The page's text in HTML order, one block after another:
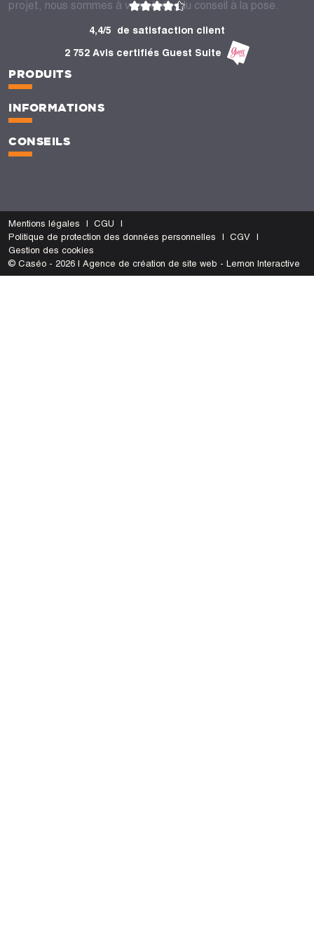
projet, nous sommes à vos côtés, du conseil à la pose.
4,4/5
de satisfaction client
2 752 Avis certifiés Guest Suite
PRODUITS
INFORMATIONS
CONSEILS
Mentions légales
CGU
Politique de protection des données personnelles
CGV
Gestion des cookies
© Caséo - 2026 | Agence de création de site web - Lemon Interactive